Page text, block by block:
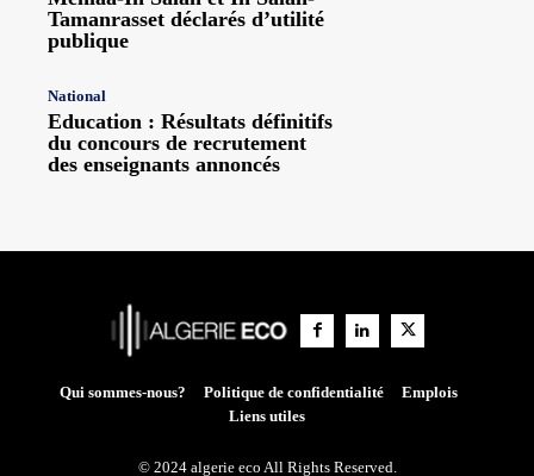
Tamanrasset déclarés d’utilité
publique
National
Education : Résultats définitifs
du concours de recrutement
des enseignants annoncés
Qui sommes-nous? Politique de confidentialité
Emplois
Liens utiles
© 2024 algerie eco All Rights Reserved.